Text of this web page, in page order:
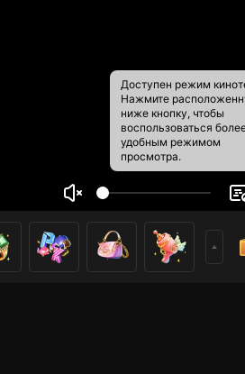
Доступен режим
Нажмите
ниже кнопку, чтобы
воспользоваться
удобным режимом
просмотра.